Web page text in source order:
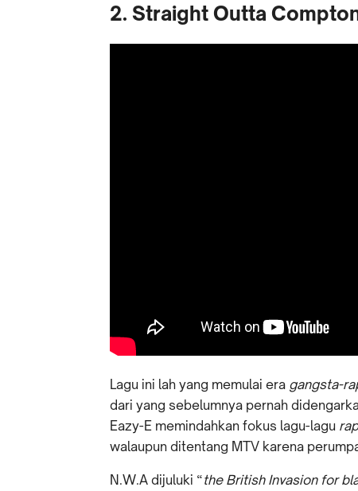
2. Straight Outta
Lagu ini lah yang memulai era gangsta-
dari yang sebelumnya pernah
Eazy-E memindahkan fokus lagu-lagu
walaupun ditentang MTV karena
N.W.A dijuluki “the British Invasion for